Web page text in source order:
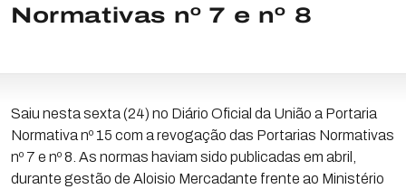
Normativas nº 7 e nº 8
Saiu nesta sexta (24) no Diário Oficial da União a Portaria
Normativa nº 15 com a revogação das Portarias Normativas
nº 7 e nº 8. As normas haviam sido publicadas em abril,
durante gestão de Aloisio Mercadante frente ao Ministério